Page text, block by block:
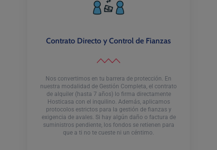
Contrato Directo y Control de Fianzas
Nos convertimos en tu barrera de protección. En
nuestra modalidad de Gestión Completa, el contrato
de alquiler (hasta 7 años) lo firma directamente
Hosticasa con el inquilino. Además, aplicamos
protocolos estrictos para la gestión de fianzas y
exigencia de avales. Si hay algún daño o factura de
suministros pendiente, los fondos se retienen para
que a ti no te cueste ni un céntimo.